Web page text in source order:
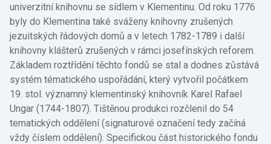
univerzitní knihovnu se sídlem v Klementinu. Od roku 1776
byly do Klementina také sváženy knihovny zrušených
jezuitských řádových domů a v letech 1782-1789 i další
knihovny klášterů zrušených v rámci josefínských reforem.
Základem roztřídění těchto fondů se stal a dodnes zůstává
systém tématického uspořádání, který vytvořil počátkem
19. stol. významný klementinský knihovník Karel Rafael
Ungar (1744-1807). Tištěnou produkci rozčlenil do 54
tematických oddělení (signaturové označení tedy začíná
vždy číslem oddělení). Specifickou část historického fondu